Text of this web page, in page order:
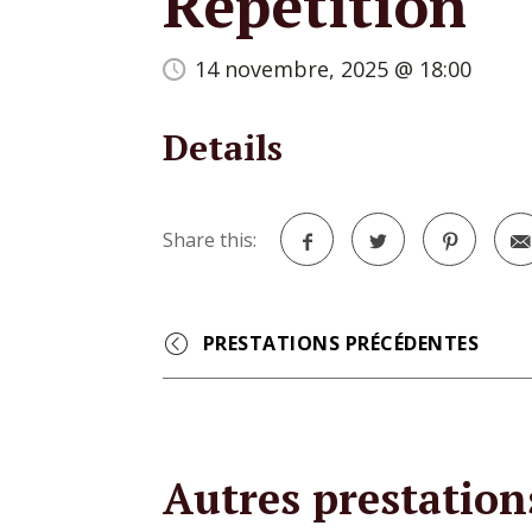
14 novembre, 2025 @ 18:00
Details
Share this:
Event
Navigation
Autres